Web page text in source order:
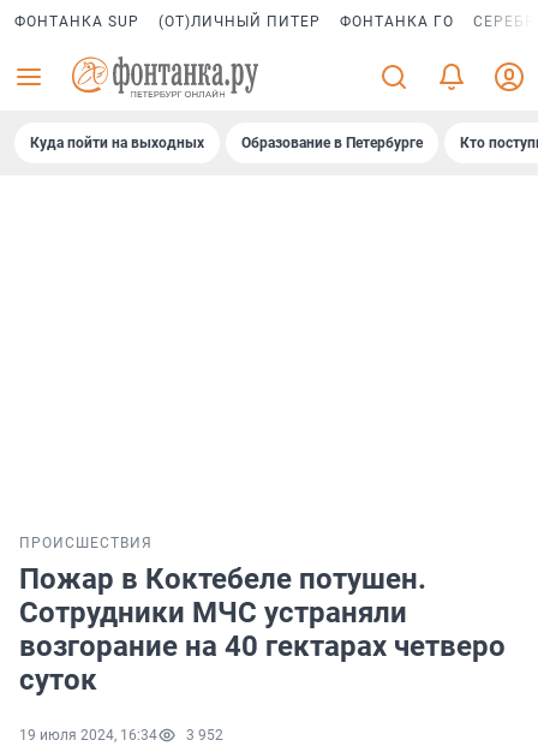
ФОНТАНКА SUP (ОТ)ЛИЧНЫЙ ПИТЕР ФОНТАНКА ГО
Куда пойти на выходных Образование в Петербурге Кто
ПРОИСШЕСТВИЯ
Пожар в Коктебеле потушен.
Сотрудники МЧС устраняли
возгорание на 40 гектарах четверо
суток
19 июля 2024, 16:34 3 952